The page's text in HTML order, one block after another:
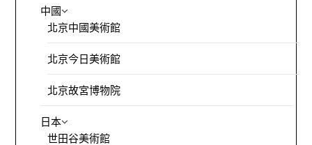
中國
北京中國美術館
北京今日美術館
北京故宮博物院
日本
世田谷美術館